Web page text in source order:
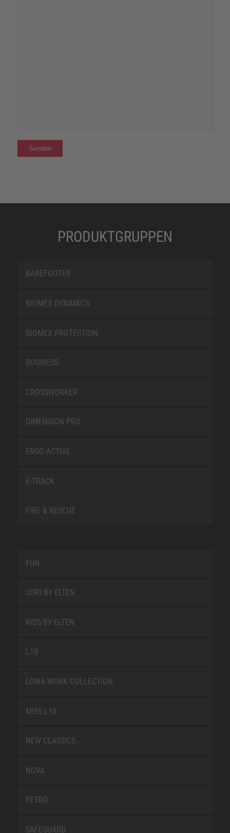
PRODUKTGRUPPEN
BAREFOOTER
BIOMEX DYNAMICS
BIOMEX PROTECTION
BUSINESS
CROSSWORKER
DIMENSION PRO
ERGO-ACTIVE
E-TRACK
FIRE & RESCUE
FUN
JORI BY ELTEN
KIDS BY ELTEN
L10
LOWA WORK COLLECTION
MISS L10
NEW CLASSICS
NOVA
RETRO
SAFEGUARD